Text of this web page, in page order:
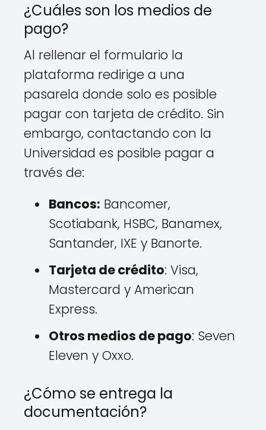
¿Cuáles son los medios de
pago?
Al rellenar el formulario la
plataforma redirige a una
pasarela donde solo es posible
pagar con tarjeta de crédito. Sin
embargo, contactando con la
Universidad es posible pagar a
través de:
Bancos: Bancomer,
Scotiabank, HSBC, Banamex,
Santander, IXE y Banorte.
Tarjeta de crédito: Visa,
Mastercard y American
Express.
Otros medios de pago: Seven
Eleven y Oxxo.
¿Cómo se entrega la
documentación?